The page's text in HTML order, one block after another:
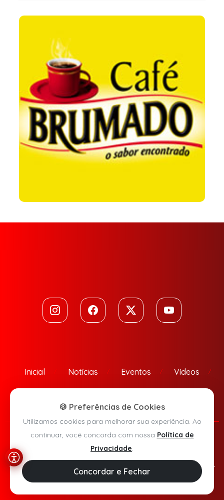
Inicial Notícias Eventos Vídeos
Política de Privacidade
Agora Sudoeste © 2026 - Todos os direitos reservados.
🍪 Preferências de Cookies
Utilizamos cookies para melhorar sua experiência. Ao
continuar, você concorda com nossa Política de
Privacidade.
Concordar e Fechar